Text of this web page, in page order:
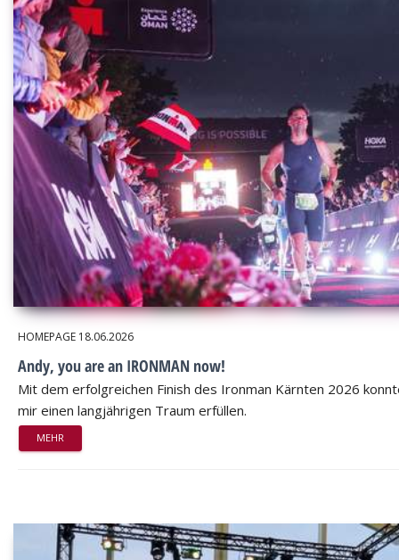
HOMEPAGE 18.06.2026
Andy, you are an IRONMAN now!
Mit dem erfolgreichen Finish des Ironman Kärnten 2026
mir einen langjährigen Traum erfüllen.
MEHR